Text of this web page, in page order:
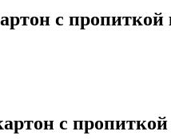
с пропиткой
с пропиткой